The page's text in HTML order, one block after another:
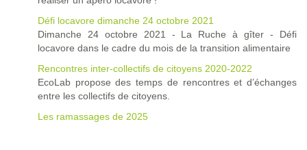
Défi locavore dimanche 24 octobre 2021
Dimanche 24 octobre 2021 - La Ruche à gîter - Défi
locavore dans le cadre du mois de la transition alimentaire
Rencontres inter-collectifs de citoyens 2020-2022
EcoLab propose des temps de rencontres et d’échanges
entre les collectifs de citoyens.
Les ramassages de 2025